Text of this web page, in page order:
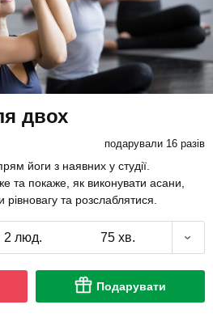
двох
подарували 16 разів
йоги з наявних у студії.
та покаже, як виконувати асани,
та розслаблятися.
2 люд. 75 хв.
Подарувати